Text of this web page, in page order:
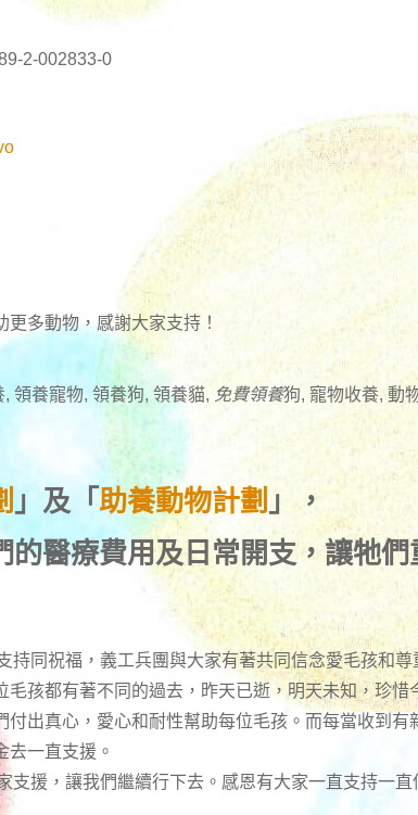
2-002833-0
多動物，感謝大家支持！
領養寵物, 領養狗, 領養貓, 免費領養狗, 寵物收養, 動
」及「 助養動物計劃 」，
的醫療費用及日常開支，讓牠
持同祝福，義工兵團與大家有著共同信念愛毛孩和
孩都有著不同的過去，昨天已逝，明天未知，珍惜
出真心，愛心和耐性幫助每位毛孩。而每當收到有
去一直支援。
援，讓我們繼續行下去。感恩有大家一直支持一直